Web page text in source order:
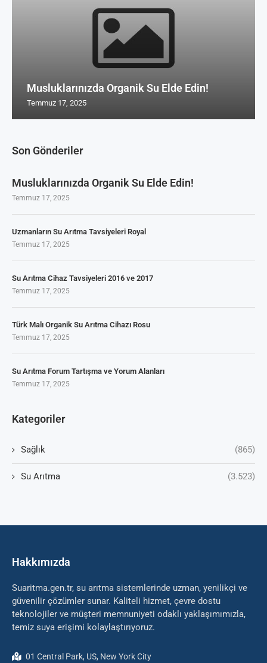
Son Gönderiler
Musluklarınızda Organik Su Elde Edin!
Temmuz 17, 2025
Uzmanların Su Arıtma Tavsiyeleri Royal
Temmuz 17, 2025
Su Arıtma Cihaz Tavsiyeleri 2016 ve 2017
Temmuz 17, 2025
Türk Malı Organik Su Arıtma Cihazı Rosu
Temmuz 17, 2025
Su Arıtma Forum Tartışma ve Yorum Alanları
Temmuz 17, 2025
Kategoriler
Sağlık (865)
Su Arıtma (3.523)
Musluklarınızda Organik Su Elde Edin!
Temmuz 17, 2025
Hakkımızda
Suaritma.gen.tr, su arıtma sistemlerinde uzman, yenilikçi ve
güvenilir çözümler sunar. Kaliteli hizmet, çevre dostu
teknolojiler ve müşteri memnuniyeti odaklı yaklaşımımızla,
temiz suya erişimi kolaylaştırıyoruz.
01 Central Park, US, New York City